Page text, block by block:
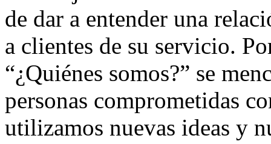
de dar a entender una
a clientes de su servicio.
“¿Quiénes somos?” se
personas comprometidas
utilizamos nuevas ideas y